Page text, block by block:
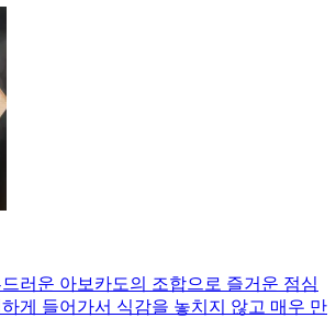
러운 아보카도의 조합으로 즐거운 점심
게 들어가서 식감을 놓치지 않고 매우 만